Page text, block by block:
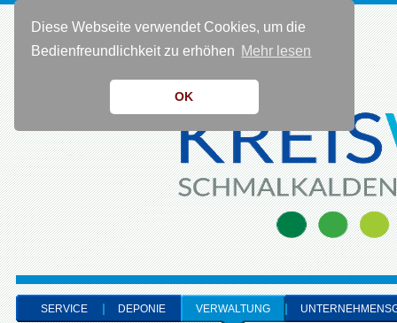
Diese Webseite verwendet Cookies, um die
Bedienfreundlichkeit zu erhöhen Mehr lesen
OK
KONTAKT 0 36 83 - 40 91 0
SERVICE DEPONIE VERWALTUNG